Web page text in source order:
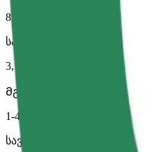
8 წთ
სავარაუდო მანძილი
3,1 კმ
Მგზავრი
1-4
სავარაუდო ფასი